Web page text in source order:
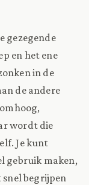
gezegende
en het ene
in de
de andere
wordt die
Je kunt
gebruik maken,
begrijpen